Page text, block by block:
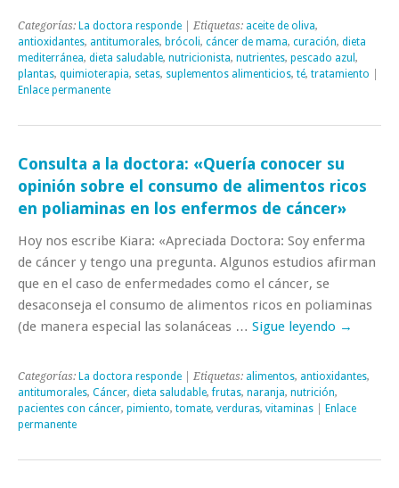
Categorías: La doctora responde | Etiquetas: aceite de oliva,
antioxidantes, antitumorales, brócoli, cáncer de mama, curación, dieta
mediterránea, dieta saludable, nutricionista, nutrientes, pescado azul ,
plantas, quimioterapia, setas, suplementos alimenticios, té, tratamiento
Enlace permanente
Consulta a la doctora: «Quería conocer su
opinión sobre el consumo de alimentos ricos
en poliaminas en los enfermos de cáncer»
Hoy nos escribe Kiara: «Apreciada Doctora: Soy enferma
de cáncer y tengo una pregunta. Algunos estudios afirman
que en el caso de enfermedades como el cáncer, se
desaconseja el consumo de alimentos ricos en poliaminas
(de manera especial las solanáceas … Sigue leyendo →
Categorías: La doctora responde | Etiquetas: alimentos, antioxidantes,
antitumorales, Cáncer, dieta saludable,frutas, naranja, nutrición,
pacientes con cáncer, pimiento, tomate, verduras, vitaminas
Enlace
permanente